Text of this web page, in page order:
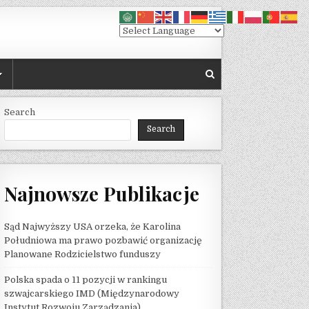
Search
Search
Najnowsze Publikacje
Sąd Najwyższy USA orzeka, że ​​Karolina
Południowa ma prawo pozbawić organizację
Planowane Rodzicielstwo funduszy
Polska spada o 11 pozycji w rankingu
szwajcarskiego IMD (Międzynarodowy